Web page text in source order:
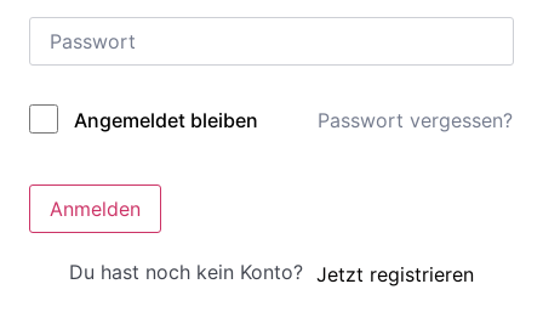
Alternative:
Angemeldet bleiben Passwort vergessen?
Anmelden
Du hast noch kein Konto? Jetzt registrieren